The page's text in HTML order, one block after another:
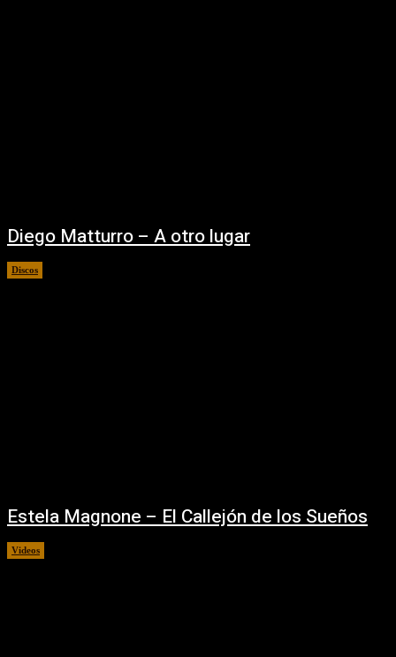
Diego Matturro – A otro lugar
Discos
Estela Magnone – El Callejón de los Sueños
Videos